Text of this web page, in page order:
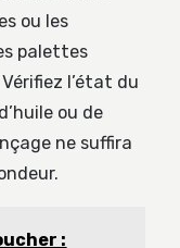
ou les
palettes
l’état du
ou de
ne suffira
: